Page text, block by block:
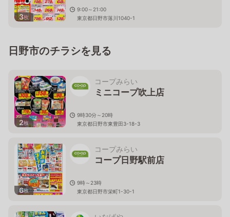
3枚
9:00～21:00
東京都日野市落川1040-1
日野市のチラシを見る
2枚
コープみらい
ミニコープ吹上店
9時30分～20時
東京都日野市東豊田3-18-3
6枚
コープみらい
コープ日野駅前店
9時～23時
東京都日野市栄町1-30-1